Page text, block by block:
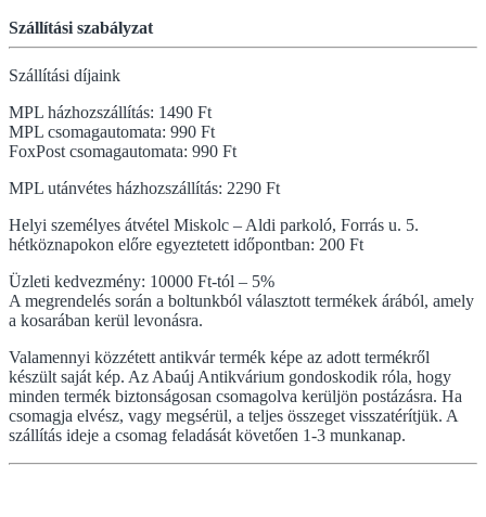
Szállítási szabályzat
Szállítási díjaink
MPL házhozszállítás: 1490 Ft
MPL csomagautomata: 990 Ft
FoxPost csomagautomata: 990 Ft
MPL utánvétes házhozszállítás: 2290 Ft
Helyi személyes átvétel Miskolc – Aldi parkoló, Forrás u. 5.
hétköznapokon előre egyeztetett időpontban: 200 Ft
Üzleti kedvezmény: 10000 Ft-tól – 5%
A megrendelés során a boltunkból választott termékek árából, amely
a kosarában kerül levonásra.
Valamennyi közzétett antikvár termék képe az adott termékről
készült saját kép. Az Abaúj Antikvárium gondoskodik róla, hogy
minden termék biztonságosan csomagolva kerüljön postázásra. Ha
csomagja elvész, vagy megsérül, a teljes összeget visszatérítjük. A
szállítás ideje a csomag feladását követően 1-3 munkanap.